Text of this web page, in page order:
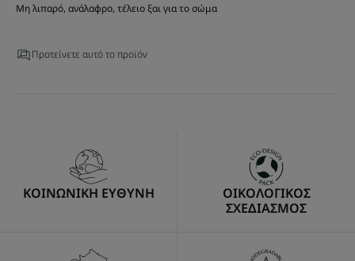
Μη λιπαρό, ανάλαφρο, τέλειο ξαι για το σώμα
Προτείνετε αυτό το προϊόν
ΚΟΙΝΩΝΙΚΗ ΕΥΘΥΝΗ
ΟΙΚΟΛΟΓΙΚΟΣ
ΣΧΕΔΙΑΣΜΟΣ